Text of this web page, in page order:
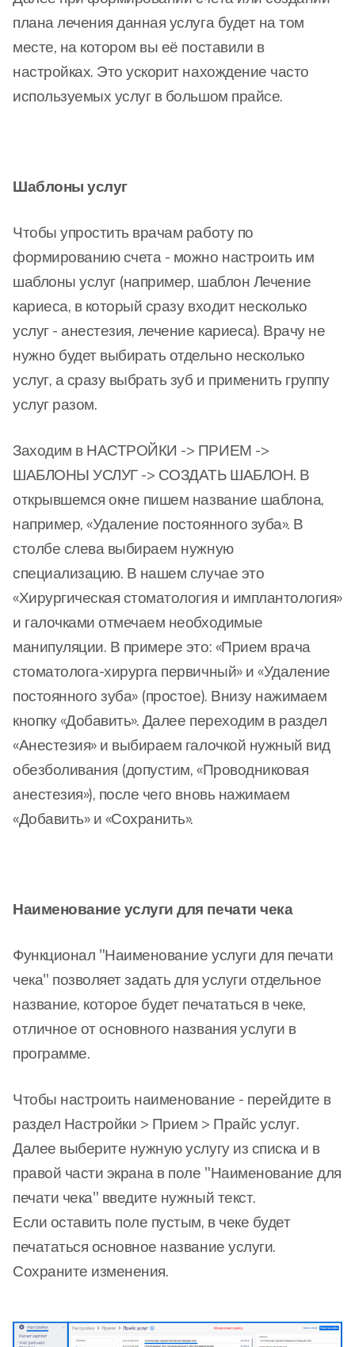
плана лечения данная услуга будет на том
месте, на котором вы её поставили в
настройках. Это ускорит нахождение часто
используемых услуг в большом прайсе.
Шаблоны услуг
Чтобы упростить врачам работу по
формированию счета - можно настроить им
шаблоны услуг (например, шаблон Лечение
кариеса, в который сразу входит несколько
услуг - анестезия, лечение кариеса). Врачу не
нужно будет выбирать отдельно несколько
услуг, а сразу выбрать зуб и применить группу
услуг разом.
Заходим в НАСТРОЙКИ -> ПРИЕМ ->
ШАБЛОНЫ УСЛУГ -> СОЗДАТЬ ШАБЛОН. В
открывшемся окне пишем название шаблона,
например, «Удаление постоянного зуба». В
столбе слева выбираем нужную
специализацию. В нашем случае это
«Хирургическая стоматология и имплантология»
и галочками отмечаем необходимые
манипуляции. В примере это: «Прием врача
стоматолога-хирурга первичный» и «Удаление
постоянного зуба» (простое). Внизу нажимаем
кнопку «Добавить». Далее переходим в раздел
«Анестезия» и выбираем галочкой нужный вид
обезболивания (допустим, «Проводниковая
анестезия»), после чего вновь нажимаем
«Добавить» и «Сохранить».
Наименование услуги для печати чека
Функционал "Наименование услуги для печати
чека" позволяет задать для услуги отдельное
название, которое будет печататься в чеке,
отличное от основного названия услуги в
программе.
Чтобы настроить наименование - перейдите в
раздел Настройки > Прием > Прайс услуг.
Далее выберите нужную услугу из списка и в
правой части экрана в поле "Наименование для
печати чека" введите нужный текст.
Если оставить поле пустым, в чеке будет
печататься основное название услуги.
Сохраните изменения.